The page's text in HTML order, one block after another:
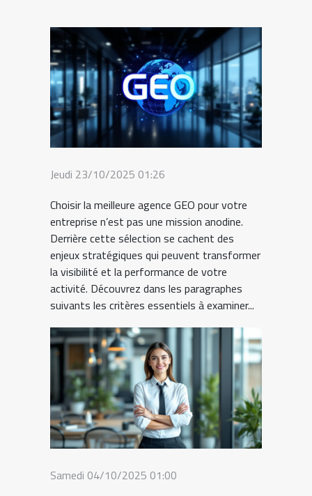
Jeudi 23/10/2025 01:26
Choisir la meilleure agence GEO pour votre
entreprise n’est pas une mission anodine.
Derrière cette sélection se cachent des
enjeux stratégiques qui peuvent transformer
la visibilité et la performance de votre
activité. Découvrez dans les paragraphes
suivants les critères essentiels à examiner...
Samedi 04/10/2025 01:00